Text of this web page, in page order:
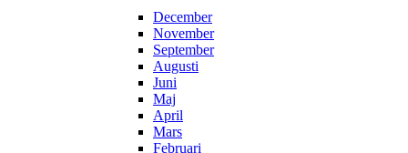
December
November
September
Augusti
Juni
Maj
April
Mars
Februari